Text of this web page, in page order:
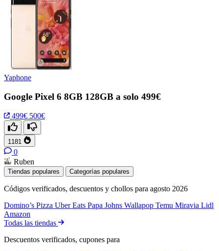
Yaphone
Google Pixel 6 8GB 128GB a solo 499€
499€ 500€
1181
0
Ruben
Tiendas populares Categorías populares
Códigos verificados, descuentos y chollos para agosto 2026
Domino’s Pizza Uber Eats Papa Johns Wallapop Temu Miravia Lidl
Amazon
Todas las tiendas
Descuentos verificados, cupones para